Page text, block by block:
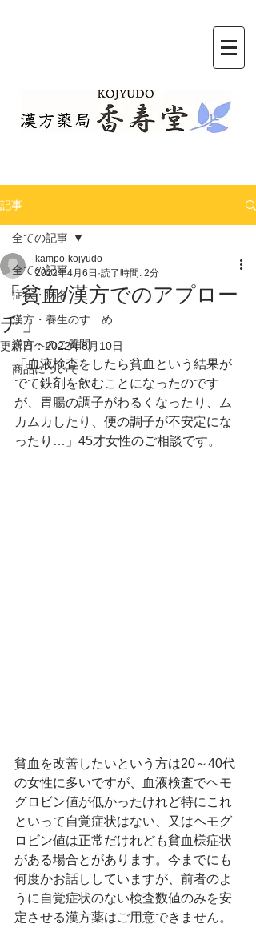
記事
全ての記事
症状・病名
漢方・養生のすゝめ
漢方へのご質問
商品について
全ての記事
「貧血/漢方でのアプロー
チ」
kampo-kojyudo
2022年4月6日 読了時間: 2分
更新日：2022年8月10日
「血液検査をしたら貧血という結果が
でて鉄剤を飲むことになったのです
が、胃腸の調子がわるくなったり、ム
カムカしたり、便の調子が不安定にな
ったり…」45才女性のご相談です。
貧血を改善したいという方は20～40代
の女性に多いですが、血液検査でヘモ
グロビン値が低かったけれど特にこれ
といって自覚症状はない、又はヘモグ
ロビン値は正常だけれども貧血様症状
がある場合とがあります。今までにも
何度かお話ししていますが、前者のよ
うに自覚症状のない検査数値のみを安
定させる漢方薬はご用意できません。